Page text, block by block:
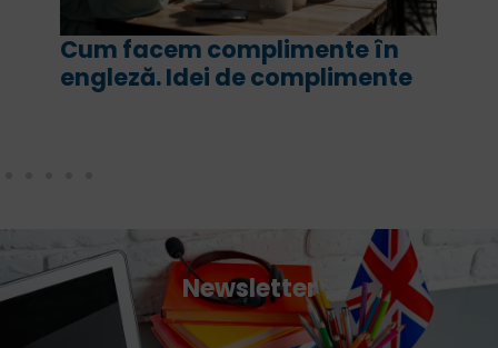
For și since în engleză. Ce sens
are fiecare și cum le folosim
Newsletter